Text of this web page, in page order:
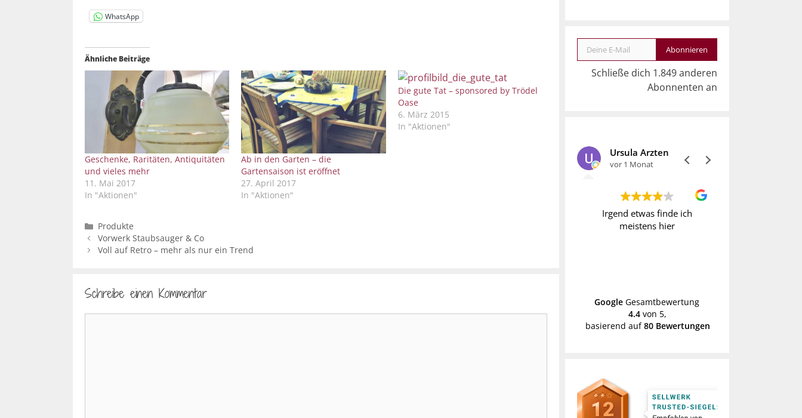
WhatsApp
Ähnliche Beiträge
Geschenke, Raritäten, Antiquitäten
und vieles mehr
11. Mai 2017
In "Aktionen"
Ab in den Garten – die
Gartensaison ist eröffnet
27. April 2017
In "Aktionen"
Die gute Tat – sponsored by Trödel
Oase
6. März 2015
In "Aktionen"
Kategorien
Produkte
Vorwerk Staubsauger & Co
Voll auf Retro – mehr als nur ein Trend
Schreibe einen Kommentar
Deine E-Mail
Abonnieren
Schließe dich 1.849 anderen
Abonnenten an
Ursula Arzten
vor 1 Monat
Irgend etwas finde ich
meistens hier
GoogleGesamtbewertung
4.4von 5,
basierend auf80 Bewertungen